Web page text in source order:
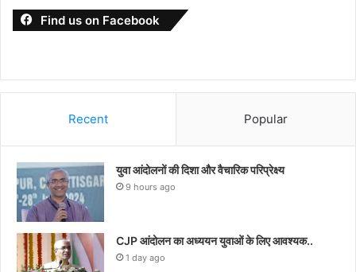
Find us on Facebook
Recent Popular
युवा आंदोलनों की दिशा और वैचारिक परिप्रेक्ष्य
9 hours ago
CJP आंदोलन का अध्ययन युवाओं के लिए आवश्यक..
1 day ago